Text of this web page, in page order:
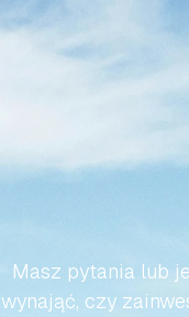
Masz pytania lub
wynająć, czy